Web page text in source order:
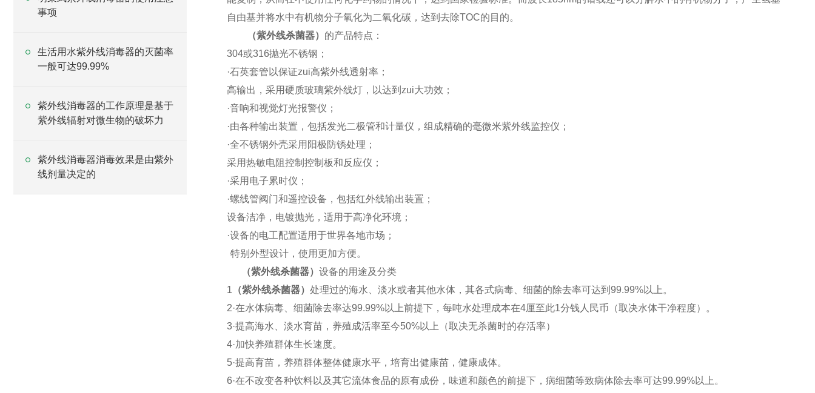
事项
生活用水紫外线消毒器的灭菌率
一般可达99.99%
紫外线消毒器的工作原理是基于
紫外线辐射对微生物的破坏力
紫外线消毒器消毒效果是由紫外
线剂量决定的
自由基并将水中有机物分子氧化为二氧化碳，达到去除TOC的目的。
（紫外线杀菌器） 的产品特点：
304或316抛光不锈钢；
·石英套管以保证zui高紫外线透射率；
高输出，采用硬质玻璃紫外线灯，以达到zui大功效；
·音响和视觉灯光报警仪；
·由各种输出装置，包括发光二极管和计量仪，组成精确的毫微米紫外线监控仪；
·全不锈钢外壳采用阳极防锈处理；
采用热敏电阻控制控制板和反应仪；
·采用电子累时仪；
·螺线管阀门和遥控设备，包括红外线输出装置；
设备洁净，电镀抛光，适用于高净化环境；
·设备的电工配置适用于世界各地市场；
特别外型设计，使用更加方便。
（紫外线杀菌器） 设备的用途及分类
1 （紫外线杀菌器） 处理过的海水、淡水或者其他水体，其各式病毒、细菌的除去率可达到 99.99%以上。
2·在水体病毒、细菌除去率达99.99%以上前提下，每吨水处理成本在4厘至此1分钱人民币（取决水体干净程度）。
3·提高海水、淡水育苗，养殖成活率至今50%以上（取决无杀菌时的存活率）
4·加快养殖群体生长速度。
5·提高育苗，养殖群体整体健康水平，培育出健康苗，健康成体。
6·在不改变各种饮料以及其它流体食品的原有成份，味道和颜色的前提下，病细菌等致病体除去率可达99.99%以上。